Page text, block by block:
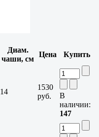
Диам.
чаши, см
Цена Купить
14
1530
руб.
В
наличии:
147